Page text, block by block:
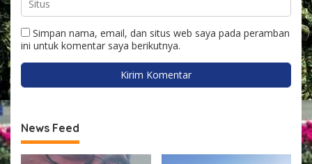
Simpan nama, email, dan situs web saya pada peramban
ini untuk komentar saya berikutnya.
News Feed